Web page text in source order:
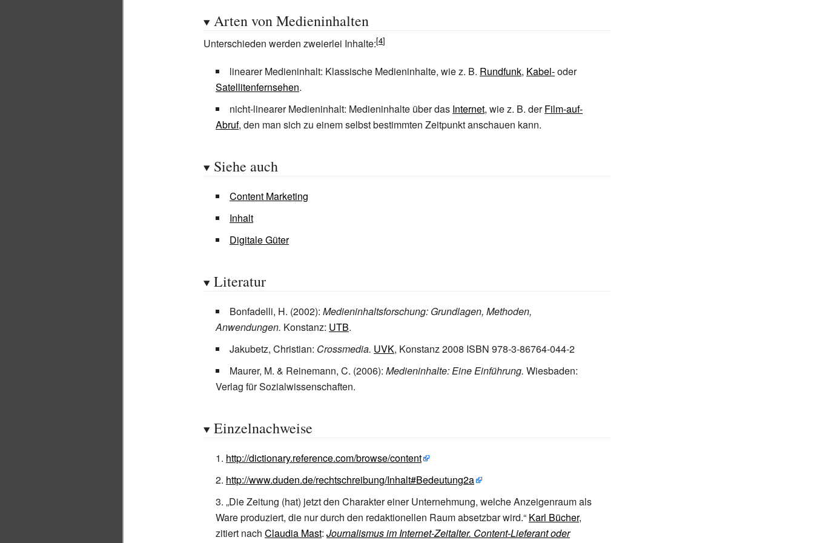
Arten von Medieninhalten
Unterschieden werden zweierlei Inhalte:
linearer Medieninhalt: Klassische Medieninhalte, wie z. B. Rundfunk, Kabel-oder
Satellitenfernsehen.
nicht-linearer Medieninhalt: Medieninhalte über das Internet, wie z. B. derFilm-auf-
Abruf, den man sich zu einem selbst bestimmten Zeitpunkt anschauen kann.
Siehe auch
Content Marketing
Inhalt
Digitale Güter
Literatur
Bonfadelli, H. (2002): Medieninhaltsforschung: Grundlagen, Methoden,
Anwendungen. Konstanz: UTB.
Jakubetz, Christian: Crossmedia. UVK, Konstanz 2008 ISBN 978-3-86764-044-2
Maurer, M. & Reinemann, C. (2006): Medieninhalte: Eine Einführung. Wiesbaden:
Verlag für Sozialwissenschaften.
Einzelnachweise
http://dictionary.reference.com/browse/content
http://www.duden.de/rechtschreibung/Inhalt#Bedeutung2a
„Die Zeitung (hat) jetzt den Charakter einer Unternehmung, welche Anzeigenraum als
Ware produziert, die nur durch den redaktionellen Raum absetzbar wird.“ Karl Bücher,
zitiert nach Claudia Mast: Journalismus im Internet-Zeitalter. Content-Lieferant oder